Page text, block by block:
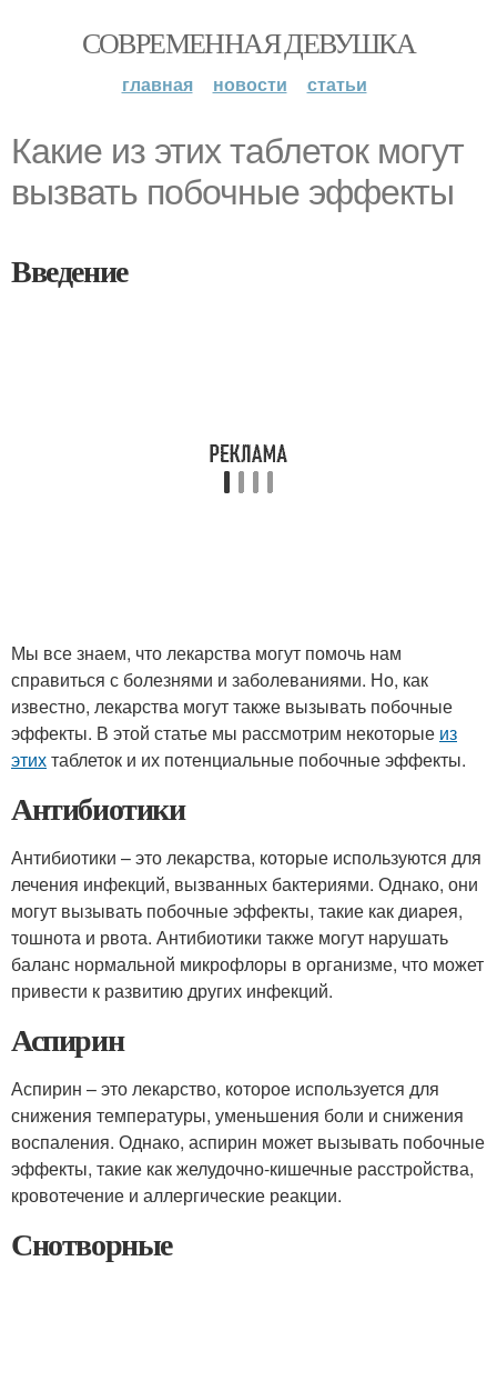
СОВРЕМЕННАЯ ДЕВУШКА
главная новости статьи
Какие из этих таблеток могут
вызвать побочные эффекты
Введение
Мы все знаем, что лекарства могут помочь нам
справиться с болезнями и заболеваниями. Но, как
известно, лекарства могут также вызывать побочные
эффекты. В этой статье мы рассмотрим некоторые из
этихтаблеток и их потенциальные побочные эффекты.
Антибиотики
Антибиотики – это лекарства, которые используются для
лечения инфекций, вызванных бактериями. Однако, они
могут вызывать побочные эффекты, такие как диарея,
тошнота и рвота. Антибиотики также могут нарушать
баланс нормальной микрофлоры в организме, что может
привести к развитию других инфекций.
Аспирин
Аспирин – это лекарство, которое используется для
снижения температуры, уменьшения боли и снижения
воспаления. Однако, аспирин может вызывать побочные
эффекты, такие как желудочно-кишечные расстройства,
кровотечение и аллергические реакции.
Снотворные